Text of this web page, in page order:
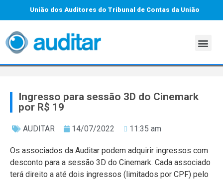
União dos Auditores do Tribunal de Contas da União
Ingresso para sessão 3D do Cinemark
por R$ 19
AUDITAR 14/07/2022 11:35 am
Os associados da Auditar podem adquirir ingressos com
desconto para a sessão 3D do Cinemark. Cada associado
terá direito a até dois ingressos (limitados por CPF) pelo